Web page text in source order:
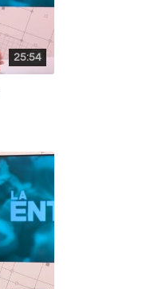
25:54